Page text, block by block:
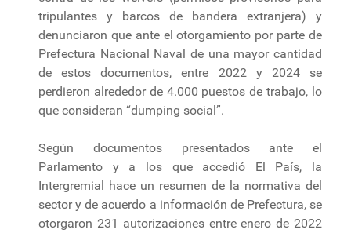
tripulantes y barcos de bandera extranjera) y
denunciaron que ante el otorgamiento por parte de
Prefectura Nacional Naval de una mayor cantidad
de estos documentos, entre 2022 y 2024 se
perdieron alrededor de 4.000 puestos de trabajo, lo
que consideran “dumping social”.
Según documentos presentados ante el
Parlamento y a los que accedió El País, la
Intergremial hace un resumen de la normativa del
sector y de acuerdo a información de Prefectura, se
otorgaron 231 autorizaciones entre enero de 2022